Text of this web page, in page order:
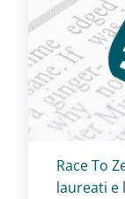
Titolo
Race To
laureati e